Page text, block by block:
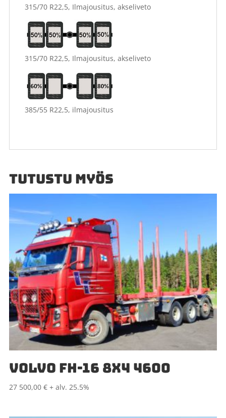
315/70 R22,5, Ilmajousitus, akseliveto
315/70 R22,5, Ilmajousitus, akseliveto
385/55 R22,5, ilmajousitus
TUTUSTU MYÖS
VOLVO FH-16 8X4 4600
27 500,00 € + alv. 25.5%